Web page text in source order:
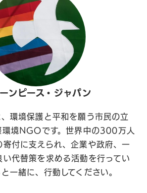
ンピース・ジャパン
環境保護と平和を願う市民の立
環境NGOです。世界中の300万人
寄付に支えられ、企業や政府、一
代替策を求める活動を行ってい
一緒に、行動してください。